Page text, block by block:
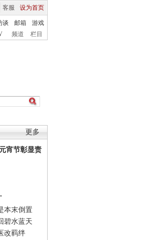
客服 设为首页
谈 邮箱
游戏
频道 栏目
更多
宵节彰显责
本末倒置
碧水蓝天
改羁绊